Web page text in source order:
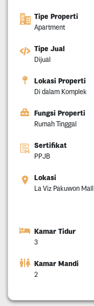
Tipe Properti
Apartment
Tipe Jual
Dijual
Lokasi Properti
Di dalam Komplek
Fungsi Properti
Rumah Tinggal
Sertifikat
PPJB
Lokasi
La Viz Pakuwon Mall
Kamar Tidur
3
Kamar Mandi
2